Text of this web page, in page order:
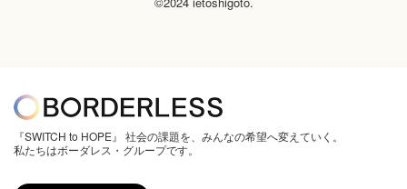
『SWITCH to HOPE』 社会の課題を、みんなの希望へ変えていく。
私たちはボーダレス・グループです。